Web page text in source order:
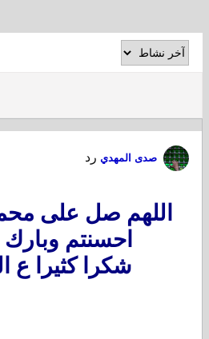
صدى المهدي رد
اللهم صل على
احسنتم وبارك
شكرا كثيرا ع